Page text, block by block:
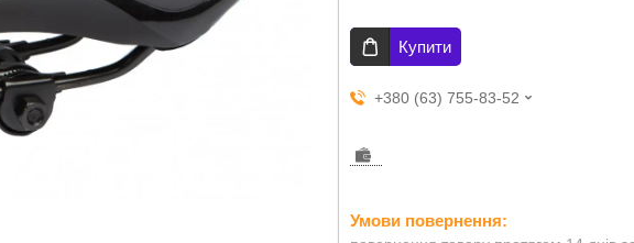
Купити
+380 (63) 755-83-52